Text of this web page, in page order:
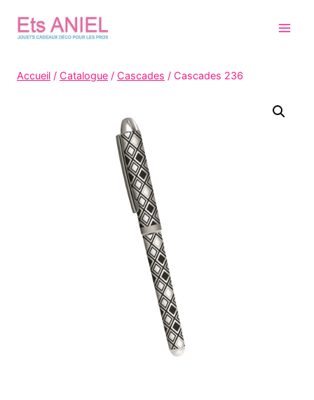
Accueil / Catalogue / Cascades / Cascades 236